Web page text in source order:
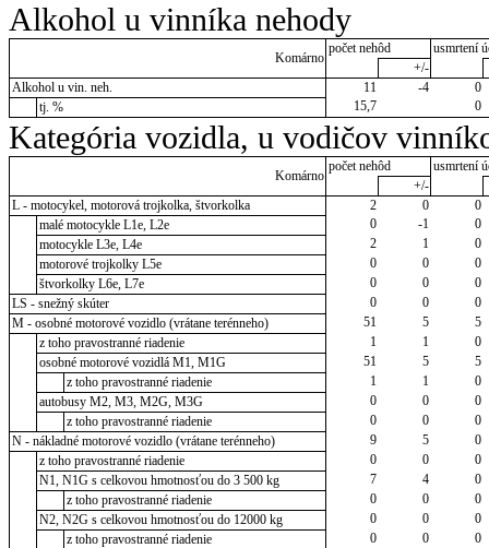
Alkohol u vinníka nehody
Komárno
počet nehôd
usmrtení
+/-
Alkohol u vin. neh.
11 -4
0
tj. %
15,7 0
Kategória vozidla, u vodičov
Komárno
počet nehôd
usmrtení
+/-
L - motocykel, motorová trojkolka, štvorkolka
2 0
0
malé motocykle L1e, L2e
0 -1
0
motocykle L3e, L4e
2 1
0
motorové trojkolky L5e
0 0
0
štvorkolky L6e, L7e
0 0
0
LS - snežný skúter
0 0
0
M - osobné motorové vozidlo (vrátane terénneho)
51 5
5
z toho pravostranné riadenie
1 1
0
osobné motorové vozidlá M1, M1G
51 5
5
z toho pravostranné riadenie
1 1
0
autobusy M2, M3, M2G, M3G
0 0
0
z toho pravostranné riadenie
0 0
0
N - nákladné motorové vozidlo (vrátane terénneho)
9 5
0
z toho pravostranné riadenie
0 0
0
N1, N1G s celkovou hmotnosťou do 3 500 kg
7 4
0
z toho pravostranné riadenie
0 0
0
N2, N2G s celkovou hmotnosťou do 12000 kg
0 0
0
z toho pravostranné riadenie
0 0
0